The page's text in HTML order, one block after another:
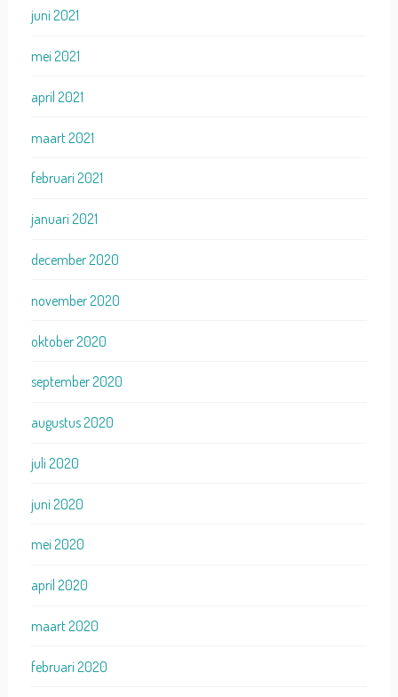
juni 2021
mei 2021
april 2021
maart 2021
februari 2021
januari 2021
december 2020
november 2020
oktober 2020
september 2020
augustus 2020
juli 2020
juni 2020
mei 2020
april 2020
maart 2020
februari 2020